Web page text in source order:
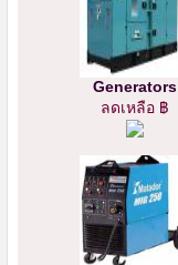
Generators
ลดเหลือ ฿